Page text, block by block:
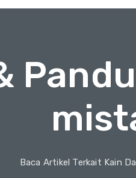
Baca Artikel Terkait Kain